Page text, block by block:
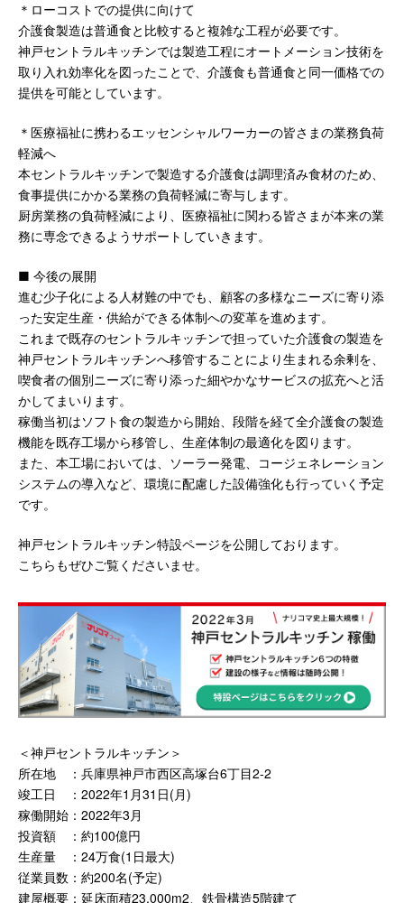
＊ローコストでの提供に向けて
介護食製造は普通食と比較すると複雑な工程が必要です。
神戸セントラルキッチンでは製造工程にオートメーション技術を
取り入れ効率化を図ったことで、介護食も普通食と同一価格での
提供を可能としています。
＊医療福祉に携わるエッセンシャルワーカーの皆さまの業務負荷
軽減へ
本セントラルキッチンで製造する介護食は調理済み食材のため、
食事提供にかかる業務の負荷軽減に寄与します。
厨房業務の負荷軽減により、医療福祉に関わる皆さまが本来の業
務に専念できるようサポートしていきます。
■ 今後の展開
進む少子化による人材難の中でも、顧客の多様なニーズに寄り添
った安定生産・供給ができる体制への変革を進めます。
これまで既存のセントラルキッチンで担っていた介護食の製造を
神戸セントラルキッチンへ移管することにより生まれる余剰を、
喫食者の個別ニーズに寄り添った細やかなサービスの拡充へと活
かしてまいります。
稼働当初はソフト食の製造から開始、段階を経て全介護食の製造
機能を既存工場から移管し、生産体制の最適化を図ります。
また、本工場においては、ソーラー発電、コージェネレーション
システムの導入など、環境に配慮した設備強化も行っていく予定
です。
神戸セントラルキッチン特設ページを公開しております。
こちらもぜひご覧くださいませ。
＜神戸セントラルキッチン＞
所在地 ：兵庫県神戸市西区高塚台6丁目2-2
竣工日 ：2022年1月31日(月)
稼働開始：2022年3月
投資額 ：約100億円
生産量 ：24万食(1日最大)
従業員数：約200名(予定)
建屋概要：延床面積23,000m2、鉄骨構造5階建て